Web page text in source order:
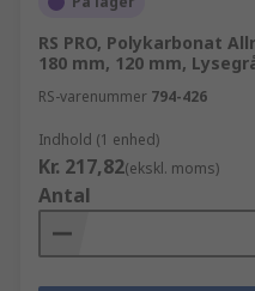
RS PRO, Polykarbonat
180 mm, 120 mm,
RS-varenummer 794-426
Indhold (1 enhed)
Kr. 217,82(ekskl. moms)
Antal